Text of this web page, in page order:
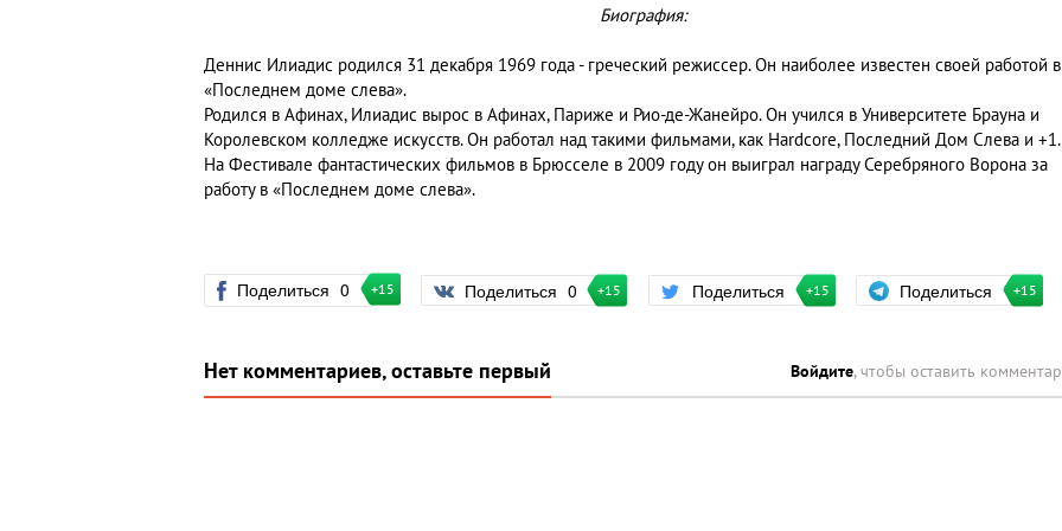
Биография:
Деннис Илиадис родился 31 декабря 1969 года - греческий режиссер. Он наиболее известен своей работой в
«Последнем доме слева».
Родился в Афинах, Илиадис вырос в Афинах, Париже и Рио-де-Жанейро. Он учился в Университете Брауна и
Королевском колледже искусств. Он работал над такими фильмами, как Hardcore, Последний Дом Слева и +1.
На Фестивале фантастических фильмов в Брюсселе в 2009 году он выиграл награду Серебряного Ворона за
работу в «Последнем доме слева».
Поделиться 0 +15 Поделиться 0 +15 Поделиться +15 Поделиться +15
Нет комментариев, оставьте первый Войдите, чтобы оставить